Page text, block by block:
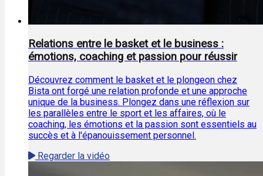
Relations entre le basket et le business :
émotions, coaching et passion pour réussir
Découvrez comment le basket et le plongeon chez
Bista ont forgé une relation profonde et une approche
unique de la business. Plongez dans une réflexion sur
les parallèles entre le sport et les affaires, où le
coaching, les émotions et la passion sont essentiels au
succès et à l'épanouissement personnel.
Regarder la vidéo